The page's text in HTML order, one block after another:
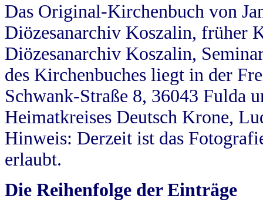
Das Original-Kirchenbuch von
Diözesanarchiv Koszalin, früher
Diözesanarchiv Koszalin,
des Kirchenbuches liegt in der
Schwank-Straße 8, 36043 Fulda
Heimatkreises Deutsch Krone,
Hinweis: Derzeit ist das
erlaubt.
Die Reihenfolge der Einträge